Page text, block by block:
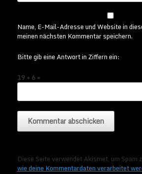
Name, E-Mail-Adresse und Website in
meinen nächsten Kommentar speichern.
Bitte gib eine Antwort in Ziffern ein:
19 + 6 =
Diese Seite verwendet Akismet, um Spam
wie deine Kommentardaten verarbeitet